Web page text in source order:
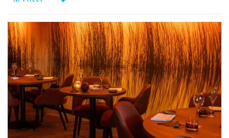
Nieuws, interviews & blogs
Eten
Drinken
Slapen
Recreatief
Winkels